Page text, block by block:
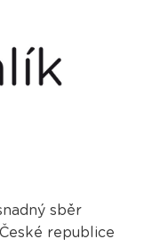
sběr
republice